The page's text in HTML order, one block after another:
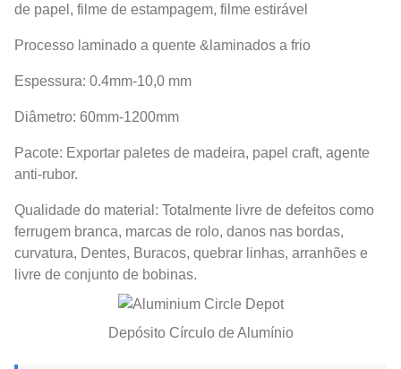
de papel, filme de estampagem, filme estirável
Processo laminado a quente &laminados a frio
Espessura: 0.4mm-10,0 mm
Diâmetro: 60mm-1200mm
Pacote: Exportar paletes de madeira, papel craft, agente
anti-rubor.
Qualidade do material: Totalmente livre de defeitos como
ferrugem branca, marcas de rolo, danos nas bordas,
curvatura, Dentes, Buracos, quebrar linhas, arranhões e
livre de conjunto de bobinas.
Depósito Círculo de Alumínio